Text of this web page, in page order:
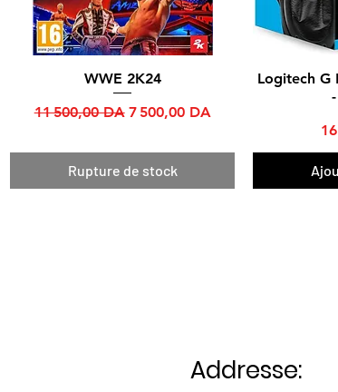
Aperçu rapide
WWE 2K24
Prix original
11 500,00 DA Prix promotionnel
7 500,00 DA
Rupture de stock
Logitech G
Addresse: